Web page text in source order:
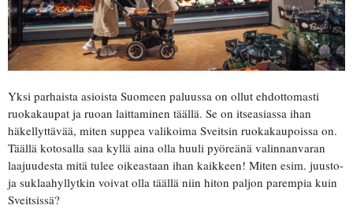
Yksi parhaista asioista Suomeen paluussa on ollut ehdottomasti
ruokakaupat ja ruoan laittaminen täällä. Se on itseasiassa ihan
häkellyttävää, miten suppea valikoima Sveitsin ruokakaupoissa on.
Täällä kotosalla saa kyllä aina olla huuli pyöreänä valinnanvaran
laajuudesta mitä tulee oikeastaan ihan kaikkeen! Miten esim. juusto-
ja suklaahyllytkin voivat olla täällä niin hiton paljon parempia kuin
Sveitsissä?